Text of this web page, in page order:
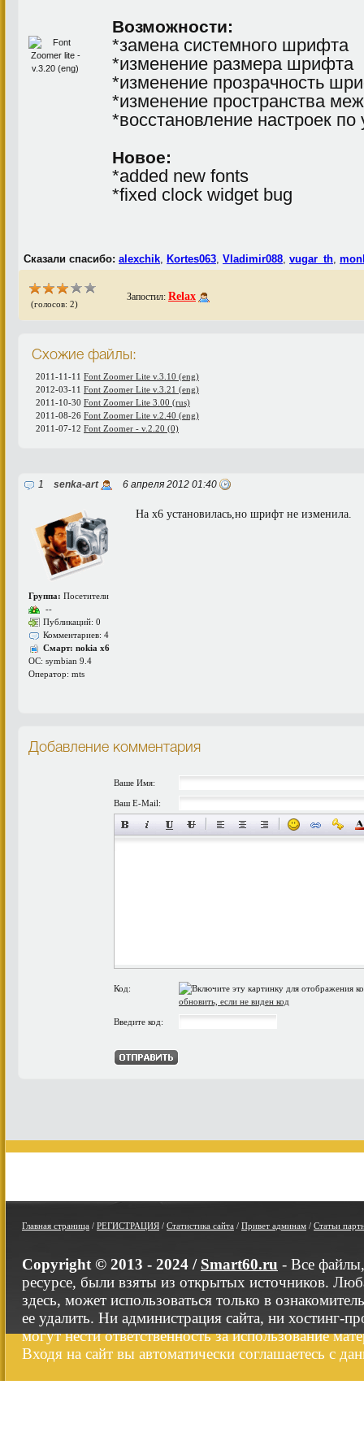
Возможности:
*замена системного шрифта
*изменение размера шрифта
*изменение прозрачность
*изменение пространства
*восстановление настроек
Новое:
*added new fonts
*fixed clock widget bug
Сказали спасибо: alexchik Kortes063 Vladimir088 vugar_th
(голосов: 2)
Запостил: Relax
Схожие файлы:
2011-11-11 Font Zoomer Lite v.3.10 (eng)
2012-03-11 Font Zoomer Lite v.3.21 (eng)
2011-10-30 Font Zoomer Lite 3.00 (rus)
2011-08-26 Font Zoomer Lite v.2.40 (eng)
2011-07-12 Font Zoomer - v.2.20 (0)
1 senka-art 6 апреля 2012 01:40
Группа: Посетители
--
Публикаций: 0
Комментариев: 4
Смарт: nokia x6
ОС: symbian 9.4
Оператор: mts
На х6 установилась,но шрифт не изменила.
Добавление комментария
Ваше Имя:
Ваш E-Mail:
Код:
обновить, если не виден код
Введите код:
Главная страница / РЕГИСТРАЦИЯ / Статистика сайта / Привет админам / Статьи
Copyright © 2013 - 2024 / Smart60.ru - Все
ресурсе, были взяты из открытых источников.
здесь, может использоваться только в
ее удалить. Ни администрация сайта, ни хостинг-
могут нести ответственность за использование
Входя на сайт вы автоматически соглашаетесь с